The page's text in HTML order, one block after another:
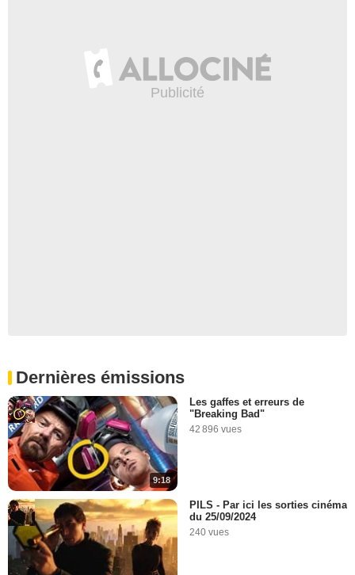
Dernières émissions
9:18
Les gaffes et erreurs de
"Breaking Bad"
42 896 vues
PILS - Par ici les sorties cinéma
du 25/09/2024
240 vues